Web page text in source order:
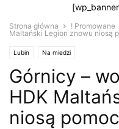
Strona główna ! Promowane
Maltański Legion znowu niosą
Lubin Na miedzi
Górnicy –
HDK
niosą